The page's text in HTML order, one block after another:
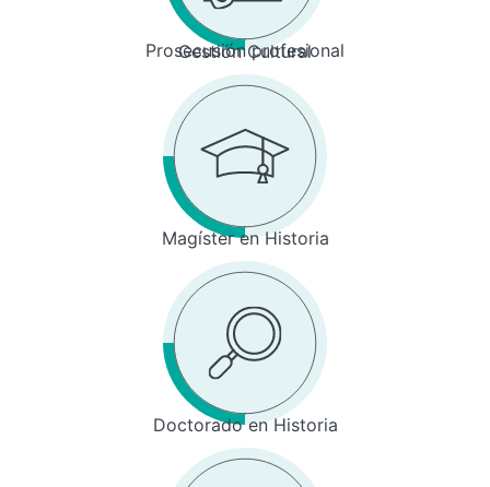
Prosecusión profesional
Gestión Cultural
Magíster en Historia
Doctorado en Historia